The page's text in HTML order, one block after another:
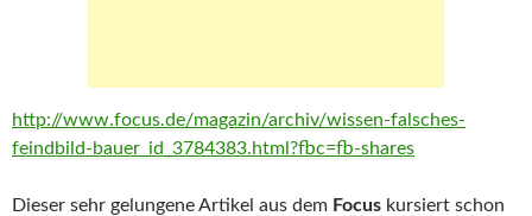
http://www.focus.de/magazin/archiv/wissen-falsches-
feindbild-bauer_id_3784383.html?fbc=fb-shares
Dieser sehr gelungene Artikel aus dem Focus kursiert schon